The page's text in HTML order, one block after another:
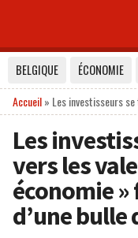
BELGIQUE ÉCONOMIE
Accueil» Les investisseurs
Les
vers les
économie
d’une bulle